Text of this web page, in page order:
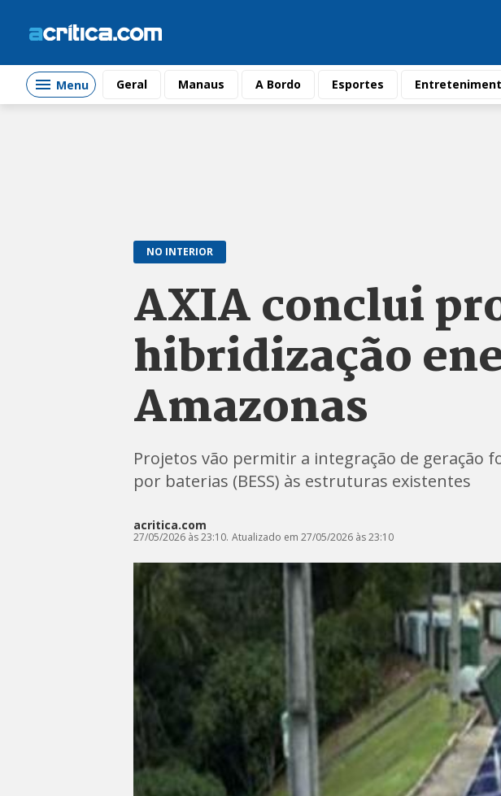
Menu Geral Manaus A Bordo Esportes
NO INTERIOR
AXIA conclui
hibridização
Amazonas
Projetos vão permitir a integração de geração
por baterias (BESS) às estruturas existentes
acritica.com
27/05/2026 às 23:10. Atualizado em 27/05/2026 às 23:10